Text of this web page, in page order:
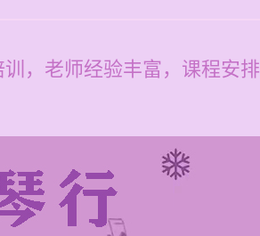
，老师经验丰富，课程安